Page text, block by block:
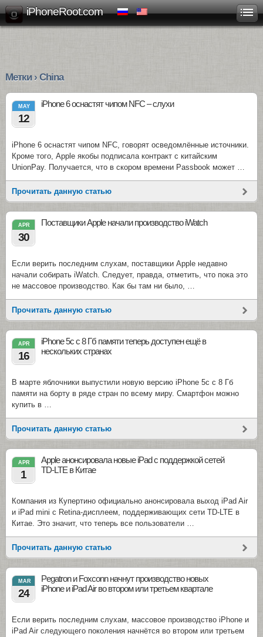
iPhoneRoot.com
Метки › China
MAY
12
iPhone 6 оснастят чипом NFC – слухи
iPhone 6 оснастят чипом NFC, говорят осведомлённые источники.
Кроме того, Apple якобы подписала контракт с китайским
UnionPay. Получается, что в скором времени Passbook может …
Прочитать данную статью
APR
30
Поставщики Apple начали производство iWatch
Если верить последним слухам, поставщики Apple недавно
начали собирать iWatch. Следует, правда, отметить, что пока это
не массовое производство. Как бы там ни было, …
Прочитать данную статью
APR
16
iPhone 5c с 8 Гб памяти теперь доступен ещё в
нескольких странах
В марте яблочники выпустили новую версию iPhone 5c с 8 Гб
памяти на борту в ряде стран по всему миру. Смартфон можно
купить в …
Прочитать данную статью
APR
1
Apple анонсировала новые iPad с поддержкой сетей
TD-LTE в Китае
Компания из Купертино официально анонсировала выход iPad Air
и iPad mini с Retina-дисплеем, поддерживающих сети TD-LTE в
Китае. Это значит, что теперь все пользователи …
Прочитать данную статью
MAR
24
Pegatron и Foxconn начнут производство новых
iPhone и iPad Air во втором или третьем квартале
Если верить последним слухам, массовое производство iPhone и
iPad Air следующего поколения начнётся во втором или третьем